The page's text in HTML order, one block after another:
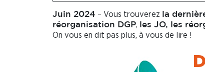
Juin 2024 – Vous trouverez la
réorganisation DGP, les JO, les
On vous en dit pas plus, à vous de lire !